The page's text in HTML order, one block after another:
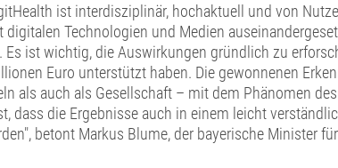
ist interdisziplinär, hochaktuell und von
Technologien und Medien
Es ist wichtig, die Auswirkungen gründlich zu
Euro unterstützt haben. Die gewonnenen
als auch als Gesellschaft – mit dem Phänomen
dass die Ergebnisse auch in einem leicht
betont Markus Blume, der bayerische Minister